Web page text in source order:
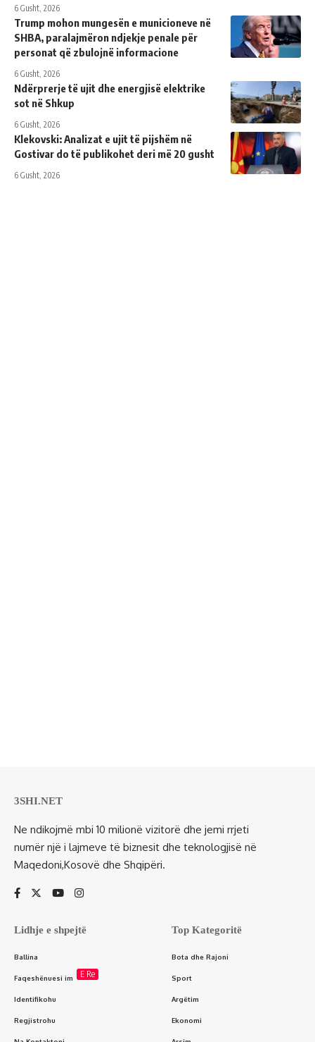
6 Gusht, 2026
Trump mohon mungesën e municioneve në
SHBA, paralajmëron ndjekje penale për
personat që zbulojnë informacione
6 Gusht, 2026
Ndërprerje të ujit dhe energjisë elektrike
sot në Shkup
6 Gusht, 2026
Klekovski: Analizat e ujit të pijshëm në
Gostivar do të publikohet deri më 20 gusht
6 Gusht, 2026
3SHI.NET
Ne ndikojmë mbi 10 milionë vizitorë dhe jemi rrjeti
numër një i lajmeve të biznesit dhe teknologjisë në
Maqedoni,Kosovë dhe Shqipëri.
Lidhje e shpejtë
Ballina
Faqeshënuesi im E Re
Identifikohu
Regjistrohu
Top Kategoritë
Bota dhe Rajoni
Sport
Argëtim
Ekonomi